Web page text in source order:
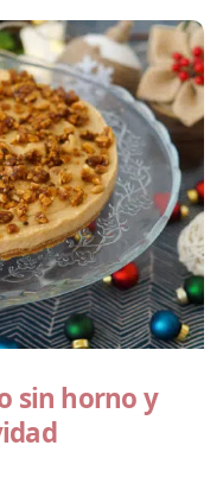
sin horno y